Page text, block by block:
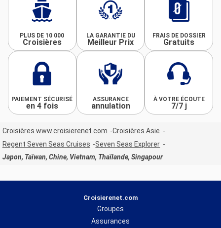
PLUS DE 10 000
Croisières
LA GARANTIE DU
Meilleur Prix
FRAIS DE DOSSIER
Gratuits
PAIEMENT SÉCURISÉ
en 4 fois
ASSURANCE
annulation
À VOTRE ÉCOUTE
7/7 j
Croisières www.croisierenet.com
Croisières Asie
Regent Seven Seas Cruises
Seven Seas Explorer
Japon, Taïwan, Chine, Vietnam, Thaïlande, Singapour
Croisierenet.com
Groupes
Assurances